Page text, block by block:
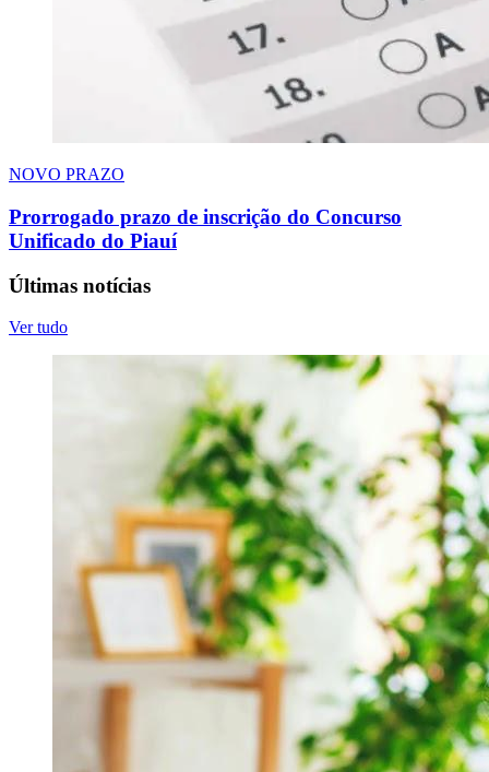
NOVO PRAZO
Prorrogado prazo de inscrição do Concurso
Unificado do Piauí
Últimas notícias
Ver tudo